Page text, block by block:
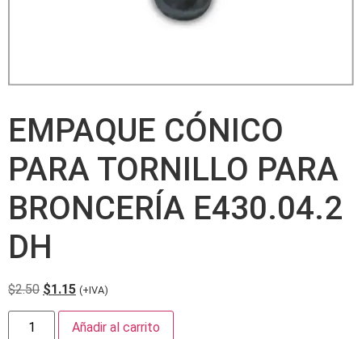
EMPAQUE CÓNICO
PARA TORNILLO PARA
BRONCERÍA E430.04.2
DH
$2.50 $1.15 (+IVA)
Añadir al carrito